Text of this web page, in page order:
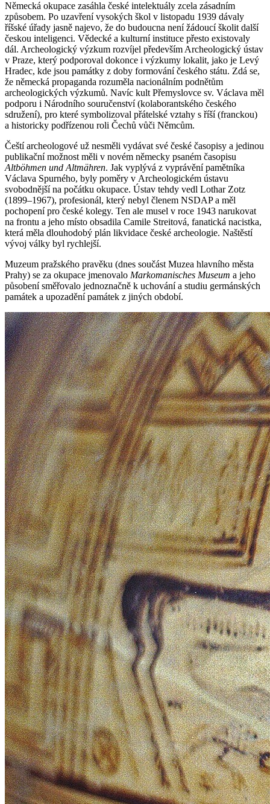
Německá okupace zasáhla české intelektuály zcela zásadním
způsobem. Po uzavření vysokých škol v listopadu 1939 dávaly
říšské úřady jasně najevo, že do budoucna není žádoucí školit další
českou inteligenci. Vědecké a kulturní instituce přesto existovaly
dál. Archeologický výzkum rozvíjel především Archeologický ústav
v Praze, který podporoval dokonce i výzkumy lokalit, jako je Levý
Hradec, kde jsou památky z doby formování českého státu. Zdá se,
že německá propaganda rozuměla nacionálním podnětům
archeologických výzkumů. Navíc kult Přemyslovce sv. Václava měl
podporu i Národního souručenství (kolaborantského českého
sdružení), pro které symbolizoval přátelské vztahy s říší (franckou)
a historicky podřízenou roli Čechů vůči Němcům.
Čeští archeologové už nesměli vydávat své české časopisy a jedinou
publikační možnost měli v novém německy psaném časopisu
Altböhmen und Altmähren. Jak vyplývá z vyprávění pamětníka
Václava Spurného, byly poměry v Archeologickém ústavu
svobodnější na počátku okupace. Ústav tehdy vedl Lothar Zotz
(1899–1967), profesionál, který nebyl členem NSDAP a měl
pochopení pro české kolegy. Ten ale musel v roce 1943 narukovat
na frontu a jeho místo obsadila Camile Streitová, fanatická nacistka,
která měla dlouhodobý plán likvidace české archeologie. Naštěstí
vývoj války byl rychlejší.
Muzeum pražského pravěku (dnes součást Muzea hlavního města
Prahy) se za okupace jmenovalo Markomanisches Museum a jeho
působení směřovalo jednoznačně k uchování a studiu germánských
památek a upozadění památek z jiných období.